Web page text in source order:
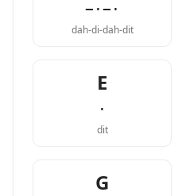
−·−·
dah-di-dah-dit
E
·
dit
G